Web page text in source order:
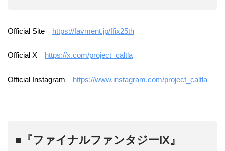
Official Site https://favment.jp/ffix25th
Official X https://x.com/project_caltla
Official Instagram https://www.instagram.com/project_caltla
■『ファイナルファンタジーIX』